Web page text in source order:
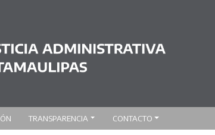
TRANSPARENCIA CONTACTO